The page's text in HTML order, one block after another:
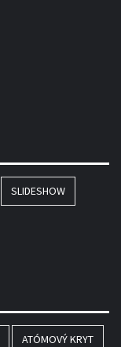
SLIDESHOW
ATÓMOVÝ KRYT